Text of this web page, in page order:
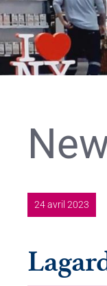
24 avril 2023